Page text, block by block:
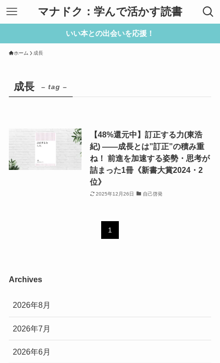
マナドク：学んで活かす読書
いい本との出会いを応援！
ホーム 成長
成長 – tag –
【48%還元中】訂正する力(東浩
紀) ——成長とは”訂正”の積み重
ね！ 前進を加速する姿勢・思考が
詰まった1冊《新書大賞2024・2
位》
2025年12月26日 自己啓発
1
Archives
2026年8月
2026年7月
2026年6月